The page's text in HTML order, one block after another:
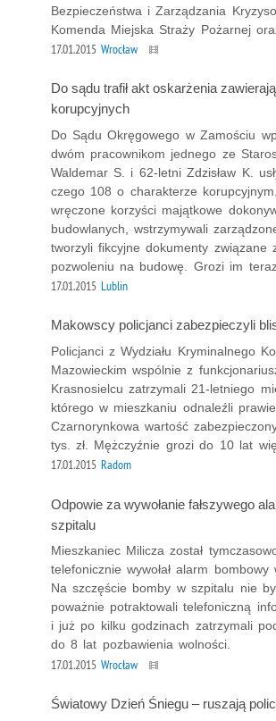
Bezpieczeństwa i Zarządzania
Komenda Miejska Straży Pożarnej
17.01.2015 Wrocław
Do sądu trafił akt oskarżenia
korupcyjnych
Do Sądu Okręgowego w Zamościu
dwóm pracownikom jednego ze
Waldemar S. i 62-letni Zdzisław K.
czego 108 o charakterze
wręczone korzyści majątkowe
budowlanych, wstrzymywali
tworzyli fikcyjne dokumenty
pozwoleniu na budowę. Grozi im
17.01.2015 Lublin
Makowscy policjanci zabezpieczyli
Policjanci z Wydziału Kryminalnego
Mazowieckim wspólnie z
Krasnosielcu zatrzymali 21-letniego
którego w mieszkaniu odnaleźli
Czarnorynkowa wartość
tys. zł. Mężczyźnie grozi do 10 lat
17.01.2015 Radom
Odpowie za wywołanie fałszywego
szpitalu
Mieszkaniec Milicza został
telefonicznie wywołał alarm
Na szczęście bomby w szpitalu nie
poważnie potraktowali telefoniczną
i już po kilku godzinach zatrzymali
do 8 lat pozbawienia wolności.
17.01.2015 Wrocław
Światowy Dzień Śniegu – ruszają